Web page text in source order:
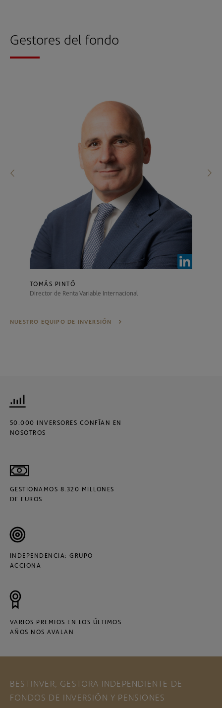
Gestores del fondo
TOMÁS PINTÓ
Director de Renta Variable Internacional
NUESTRO EQUIPO DE INVERSIÓN
50.000 INVERSORES CONFÍAN EN
NOSOTROS
GESTIONAMOS 8.320 MILLONES
DE EUROS
INDEPENDENCIA: GRUPO
ACCIONA
VARIOS PREMIOS EN LOS ÚLTIMOS
AÑOS NOS AVALAN
BESTINVER, GESTORA INDEPENDIENTE DE
FONDOS DE INVERSIÓN Y PENSIONES